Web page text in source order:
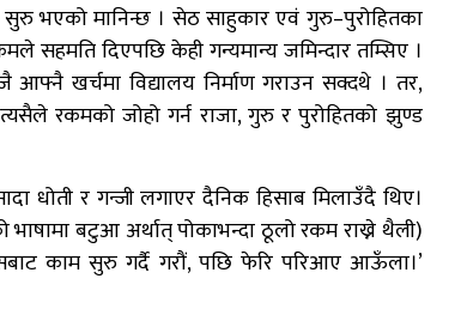
भएको मानिन्छ । सेठ साहुकार एवं गुरु–पुरोहितका
सहमति दिएपछि केही गन्यमान्य जमिन्दार तम्सिए ।
खर्चमा विद्यालय निर्माण गराउन सक्दथे । तर,
रकमको जोहो गर्न राजा, गुरु र पुरोहितको झुण्ड
धोती र गन्जी लगाएर दैनिक हिसाब मिलाउँदै थिए।
बटुआ अर्थात् पोकाभन्दा ठूलो रकम राख्ने थैली)
काम सुरु गर्दै गरौं, पछि फेरि परिआए आऊँला।’